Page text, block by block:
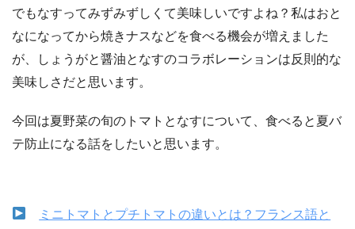
でもなすってみずみずしくて美味しいですよね？私はおと
なになってから焼きナスなどを食べる機会が増えました
が、しょうがと醤油となすのコラボレーションは反則的な
美味しさだと思います。
今回は夏野菜の旬のトマトとなすについて、食べると夏バ
テ防止になる話をしたいと思います。
ミニトマトとプチトマトの違いとは？フランス語と